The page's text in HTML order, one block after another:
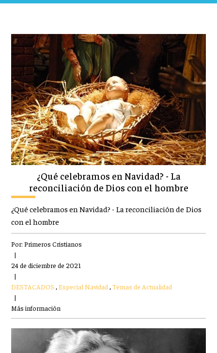
¿Qué celebramos en Navidad? - La
reconciliación de Dios con el hombre
¿Qué celebramos en Navidad? - La reconciliación de Dios
con el hombre
Por: Primeros Cristianos
|
24 de diciembre de 2021
|
DESTACADOS ,Especial Navidad ,Temas de Actualidad
|
Más información